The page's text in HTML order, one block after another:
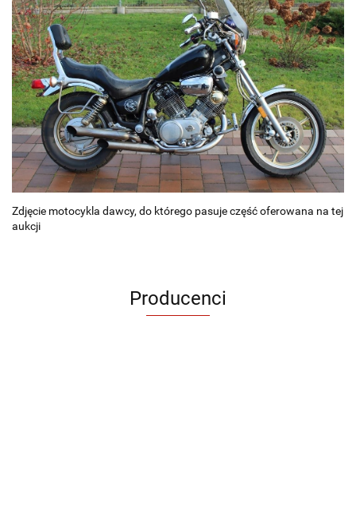
Zdjęcie motocykla dawcy, do którego pasuje część oferowana na tej
aukcji
Producenci